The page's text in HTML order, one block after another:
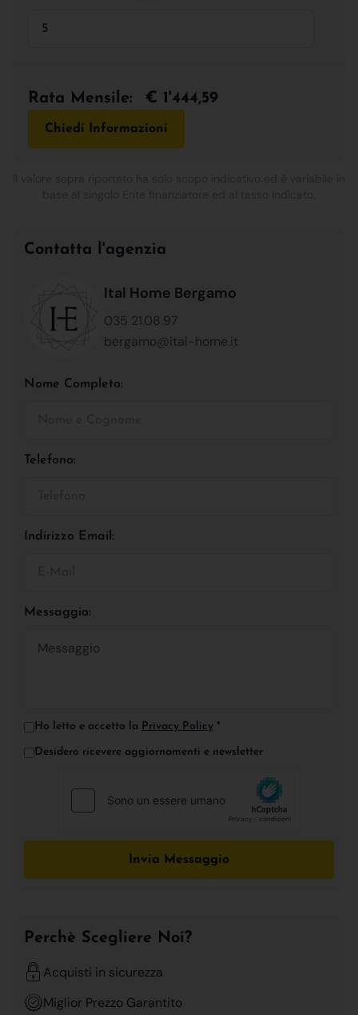
Rata Mensile: € 1'444,59
Chiedi Informazioni
Contatta l'agenzia
Ital Home Bergamo
035 21.08.97
bergamo@ital-home.it
Nome Completo:
Telefono:
Indirizzo Email:
Messaggio:
Ho letto e accetto la Privacy Policy *
Desidero ricevere aggiornamenti e newsletter
Invia Messaggio
Perchè Scegliere Noi?
Acquisti in sicurezza
Miglior Prezzo Garantito